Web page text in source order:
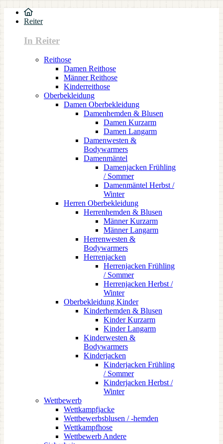
Reiter
In Reiter
Reithose
Damen Reithose
Männer Reithose
Kinderreithose
Oberbekleidung
Damen Oberbekleidung
Damenhemden & Blusen
Damen Kurzarm
Damen Langarm
Damenwesten &
Bodywarmers
Damenmäntel
Damenjacken Frühling
/ Sommer
Damenmäntel Herbst /
Winter
Herren Oberbekleidung
Herrenhemden & Blusen
Männer Kurzarm
Männer Langarm
Herrenwesten &
Bodywarmers
Herrenjacken
Herrenjacken Frühling
/ Sommer
Herrenjacken Herbst /
Winter
Oberbekleidung Kinder
Kinderhemden & Blusen
Kinder Kurzarm
Kinder Langarm
Kinderwesten &
Bodywarmers
Kinderjacken
Kinderjacken Frühling
/ Sommer
Kinderjacken Herbst /
Winter
Wettbewerb
Wettkampfjacke
Wettbewerbsblusen / -hemden
Wettkampfhose
Wettbewerb Andere